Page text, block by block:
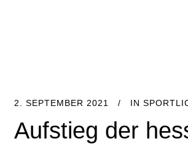
2. SEPTEMBER 2021 IN
Aufstieg der